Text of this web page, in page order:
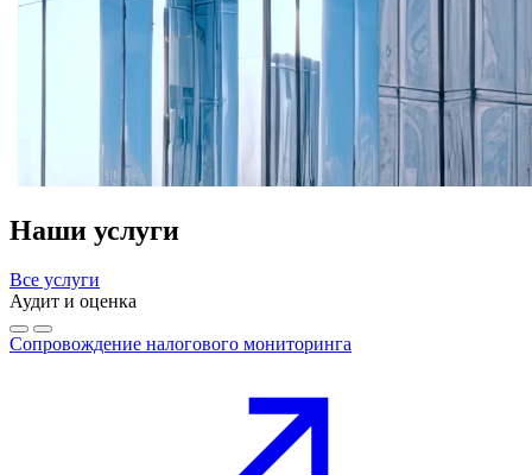
Наши услуги
Все услуги
Аудит и оценка
Сопровождение налогового мониторинга